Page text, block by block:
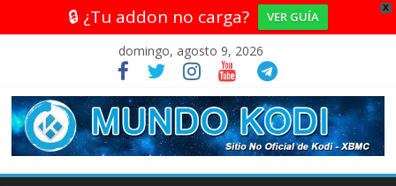
X
🔒 ¿Tu addon no carga? VER GUÍA
domingo, agosto 9, 2026